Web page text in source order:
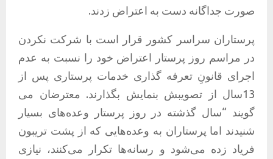
صورت جداگانه دست به اعتراض زدند.
پرستاران سراسر کشور قرار است با شرکت نکردن
در مراسم روز پرستار اعتراض خود را نسبت به عدم
اجرای قانونِ تعرفه گذاری خدمات پرستاری پس از
13سال از تصویبش بنمایش بگذارند. معترضان می
گویند “سال گذشته در روز پرستار وعده‌های بسیار
شنیدند اما پرستاران به وعده‌هایی که از پشت تریبون
فریاد زده می‌شود و رسانه‌ها تکرار می‌کنند، نیازی